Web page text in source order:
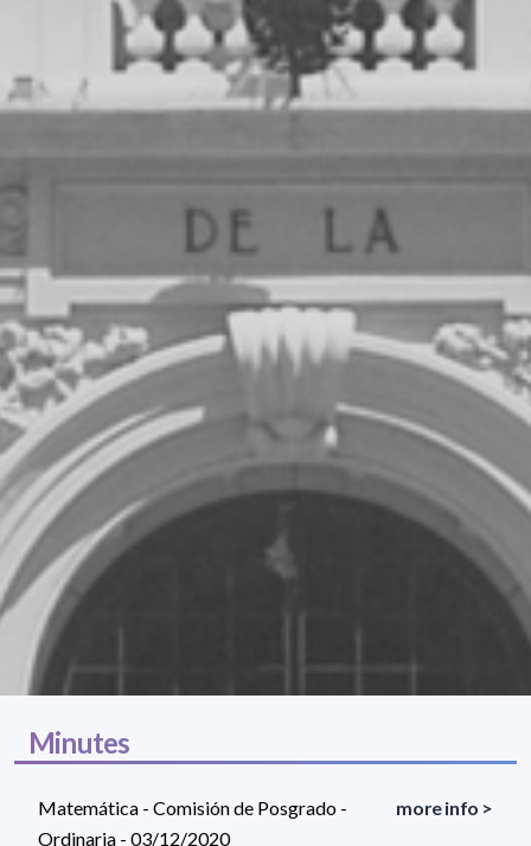
Minutes
Matemática - Comisión de Posgrado -
Ordinaria - 03/12/2020
more info >